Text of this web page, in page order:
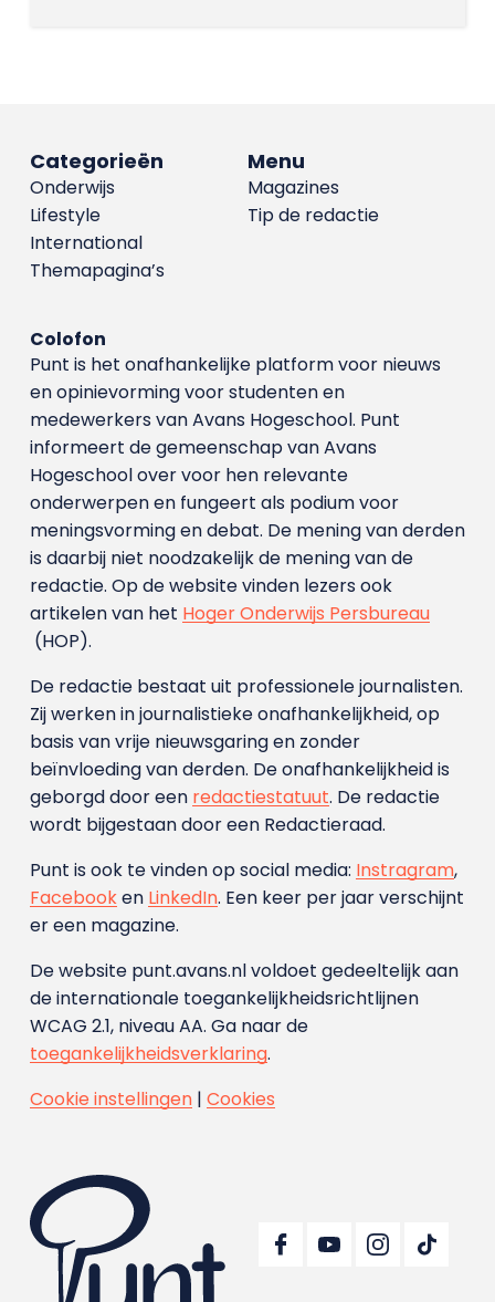
Menu
Magazines
Tip de redactie
Categorieën
Onderwijs
Lifestyle
International
Themapagina’s
Colofon
Punt is het onafhankelijke platform voor nieuws
en opinievorming voor studenten en
medewerkers van Avans Hoge­school. Punt
informeert de gemeenschap van Avans
Hogeschool over voor hen relevante
onderwerpen en fungeert als podium voor
meningsvorming en debat. De mening van derden
is daarbij niet noodzakelijk de mening van de
redactie. Op de website vinden lezers ook
artikelen van het Hoger Onderwijs Persbureau
(HOP).
De redactie bestaat uit professionele journalisten.
Zij werken in journalistieke onafhankelijkheid, op
basis van vrije nieuwsgaring en zonder
beïnvloeding van derden. De onafhankelijkheid is
geborgd door een redactiestatuut. De redactie
wordt bijgestaan door een Redactieraad.
Punt is ook te vinden op social media: Instragram,
Facebooken LinkedIn. Een keer per jaar verschijnt
er een magazine.
De website punt.avans.nl voldoet gedeeltelijk aan
de internationale toegankelijkheidsrichtlijnen
WCAG 2.1, niveau AA. Ga naar de
toegankelijkheidsverklaring.
Cookie instellingen| Cookies